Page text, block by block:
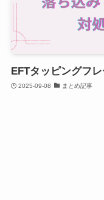
EFTタッピングフ
2025-09-08 まとめ記事